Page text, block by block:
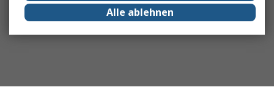
Alle ablehnen